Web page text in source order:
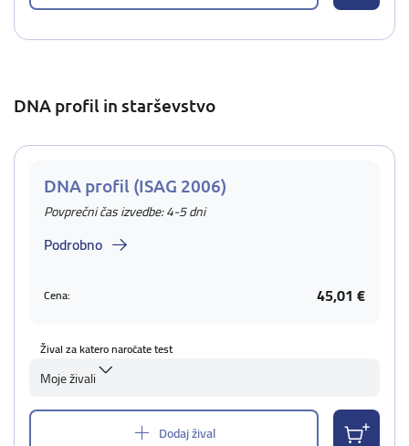
DNA profil in starševstvo
DNA profil (ISAG 2006)
Povprečni čas izvedbe: 4-5 dni
Podrobno
Cena: 45,01 €
Žival za katero naročate test
Moje živali
Dodaj žival